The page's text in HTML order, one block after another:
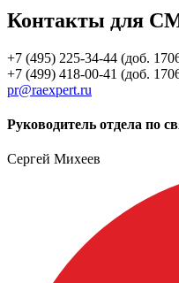
Контакты для
+7 (495) 225-34-44 (доб.
+7 (499) 418-00-41 (доб.
pr@raexpert.ru
Руководитель отдела по
Сергей Михеев